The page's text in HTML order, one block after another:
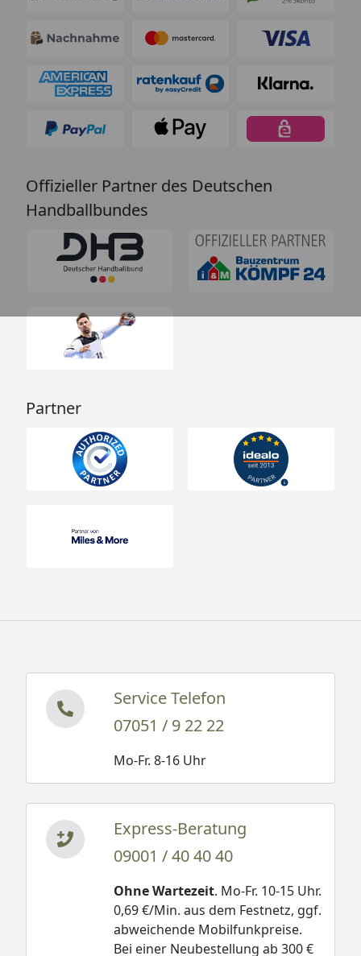
Offizieller Partner des Deutschen
Handballbundes
Partner
Service Telefon
07051 / 9 22 22
Mo-Fr. 8-16 Uhr
Express-Beratung
09001 / 40 40 40
Ohne Wartezeit. Mo-Fr. 10-15 Uhr.
0,69 €/Min. aus dem Festnetz, ggf.
abweichende Mobilfunkpreise.
Bei einer Neubestellung ab 300 €